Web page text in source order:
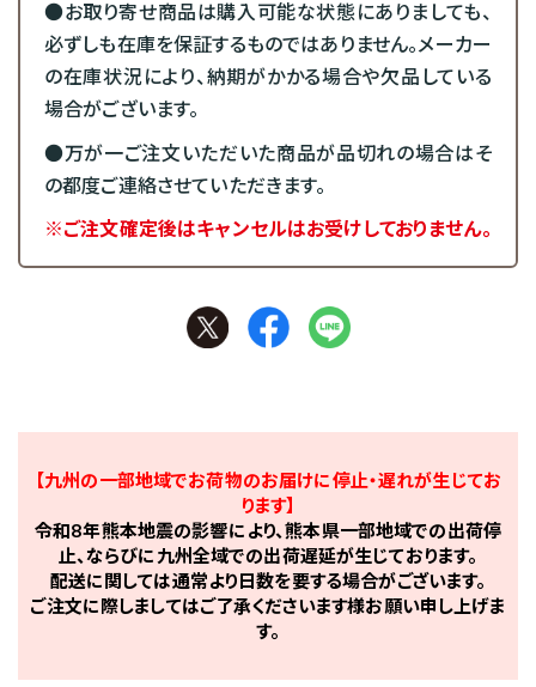
●お取り寄せ商品は購入可能な状態にありましても、
必ずしも在庫を保証するものではありません。メーカー
の在庫状況により、納期がかかる場合や欠品している
場合がございます。
●万が一ご注文いただいた商品が品切れの場合はそ
の都度ご連絡させていただきます。
※ご注文確定後はキャンセルはお受けしておりません。
【九州の一部地域でお荷物のお届けに停止・遅れが生じてお
ります】
令和8年熊本地震の影響により、熊本県一部地域での出荷停
止、ならびに九州全域での出荷遅延が生じております。
配送に関しては通常より日数を要する場合がございます。
ご注文に際しましてはご了承くださいます様お願い申し上げま
す。